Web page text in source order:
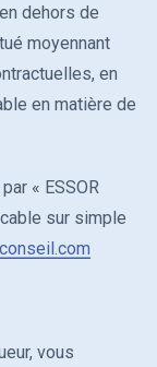
dehors de
moyennant
en
en matière de
« ESSOR
sur simple
vous